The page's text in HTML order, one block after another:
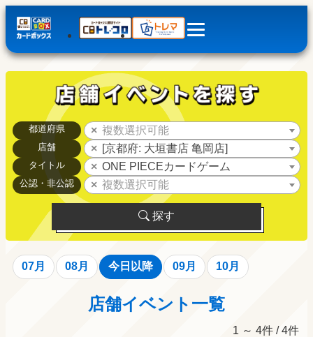
都道府県 複数選択可能
店舗 [京都府: 大垣書店 亀岡店]
タイトル ONE PIECEカードゲーム
公認・非公認 複数選択可能
探す
07月 08月 今日以降 09月 10月
店舗イベント一覧
1 ～ 4件 / 4件